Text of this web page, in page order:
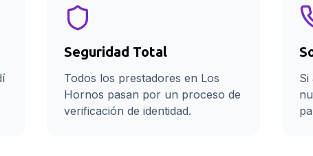
Seguridad Total
Todos los prestadores en Los
Hornos pasan por un proceso de
verificación de identidad.
Si